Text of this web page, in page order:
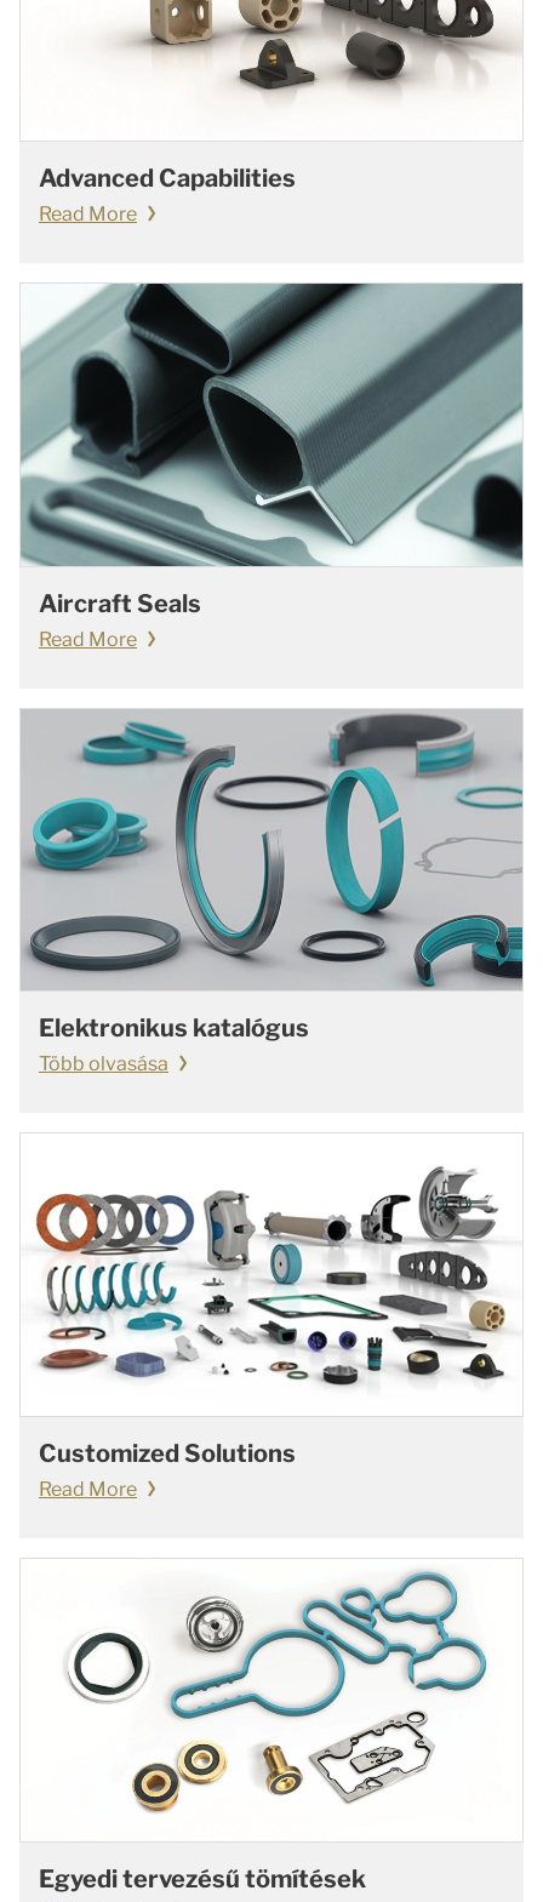
Advanced Capabilities
Read More
Aircraft Seals
Read More
Elektronikus katalógus
Több olvasása
Customized Solutions
Read More
Egyedi tervezésű tömítések